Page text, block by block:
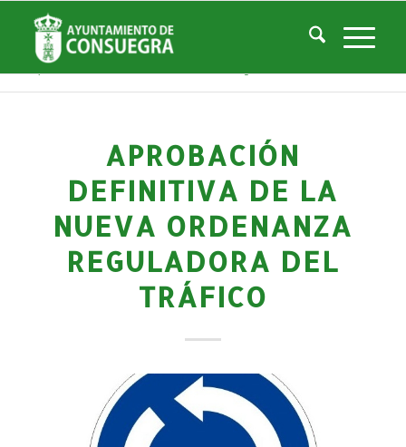
Noticias
Usted está aquí: Inicio / Noticias
Noticias-Actualidad
/
APROBACIÓN
DEFINITIVA DE LA
NUEVA ORDENANZA
REGULADORA DEL
TRÁFICO